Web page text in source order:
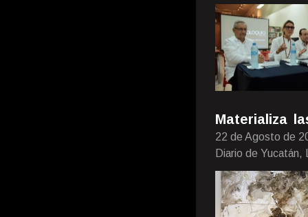
Materializa
22 de Agosto de
Diario de Yucatán,